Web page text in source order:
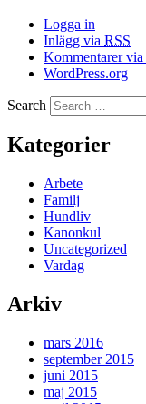
Logga in
Inlägg via RSS
Kommentarer via
WordPress.org
Search
Kategorier
Arbete
Familj
Hundliv
Kanonkul
Uncategorized
Vardag
Arkiv
mars 2016
september 2015
juni 2015
maj 2015